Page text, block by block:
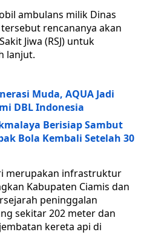
ambulans milik Dinas
rencananya akan
Jiwa (RSJ) untuk
lanjut.
Muda, AQUA Jadi
DBL Indonesia
Berisiap Sambut
Bola Kembali Setelah 30
merupakan infrastruktur
Kabupaten Ciamis dan
peninggalan
sekitar 202 meter dan
kereta api di